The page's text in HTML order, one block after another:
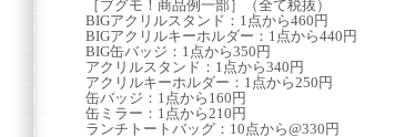
［ブグモ！商品例一部］（全て税抜）
BIGアクリルスタンド：1点から460円
BIGアクリルキーホルダー：1点から440円
BIG缶バッジ：1点から350円
アクリルスタンド：1点から340円
アクリルキーホルダー：1点から250円
缶バッジ：1点から160円
缶ミラー：1点から210円
ランチトートバッグ：10点から@330円